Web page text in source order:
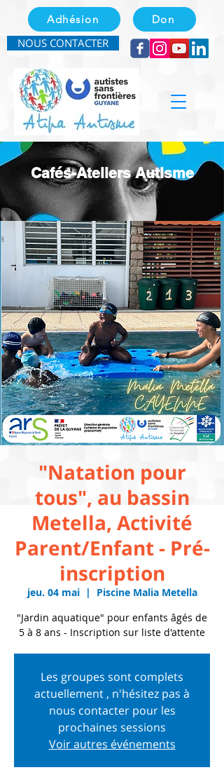
Adhésion Don
NOUS CONTACTER
Cafés-Ateliers Autisme
"Natation pour
tous", au bassin
Metella, Activité
Parent/Enfant - Pré-
inscription
jeu. 04 mai
  |
Piscine Malia Metella
"Jardin aquatique" pour enfants âgés de
5 à 8 ans - Inscription sur liste d'attente
Les groupes sont complets
actuellement , n'hésitez pas à
nous contacter pour les
prochaines sessions
Voir autres événements